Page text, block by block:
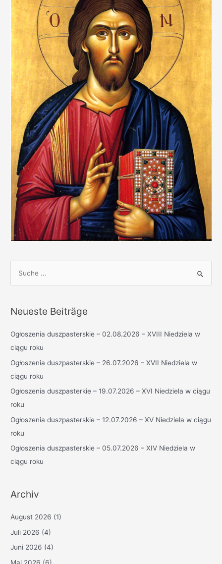
h
n
n
a
c
h
Neueste Beiträge
Ogłoszenia duszpasterskie – 02.08.2026 – XVIII Niedziela w
ciągu roku
Ogłoszenia duszpasterskie – 26.07.2026 – XVII Niedziela w
ciągu roku
Ogłoszenia duszpasterkie – 19.07.2026 – XVI Niedziela w ciągu
roku
Ogłoszenia duszpasterskie – 12.07.2026 – XV Niedziela w ciągu
roku
Ogłoszenia duszpasterskie – 05.07.2026 – XIV Niedziela w
ciągu roku
Archiv
August 2026 (1)
Juli 2026 (4)
Juni 2026 (4)
Mai 2026 (6)